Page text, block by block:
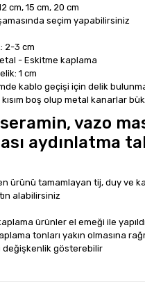
cm, 15 cm, 20 cm
seçim yapabilirsiniz
2-3 cm
- Eskitme kaplama
1 cm
kablo geçişi için delik
boş olup metal kanarlar
vazo
aydınlatma
ürünü tamamlayan tij, duy ve
alabilirsiniz
ürünler el emeği ile
tonları yakın olmasına
değişkenlik gösterebilir
fiyat bilgisi, resim, ürün